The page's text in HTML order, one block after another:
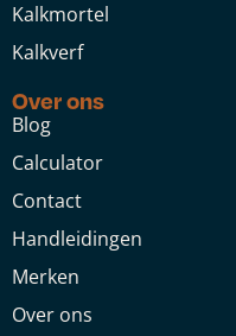
Kalkmortel
Kalkverf
Over ons
Blog
Calculator
Contact
Handleidingen
Merken
Over ons